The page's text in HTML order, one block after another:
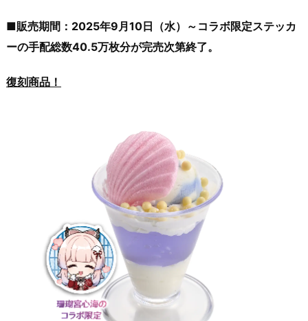
■販売期間：2025年9月10日（水）～コラボ限定ステッカ
ーの手配総数40.5万枚分が完売次第終了。
復刻商品！